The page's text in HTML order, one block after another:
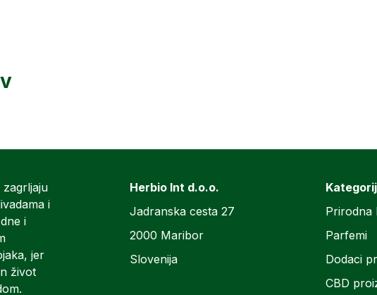
i
i
jer
život
Herbio Int d.o.o.
Jadranska cesta 27
2000 Maribor
Slovenija
Prirodna
Parfemi
Dodaci
CBD